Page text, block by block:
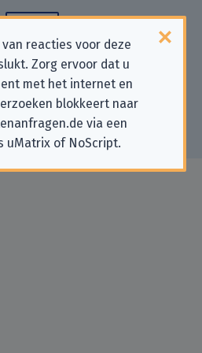
reacties voor deze
Zorg ervoor dat u
met het internet en
blokkeert naar
via een
uMatrix of NoScript.